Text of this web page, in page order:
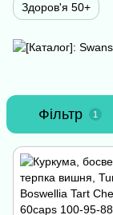
Здоров'я 50+
Фільтр 1